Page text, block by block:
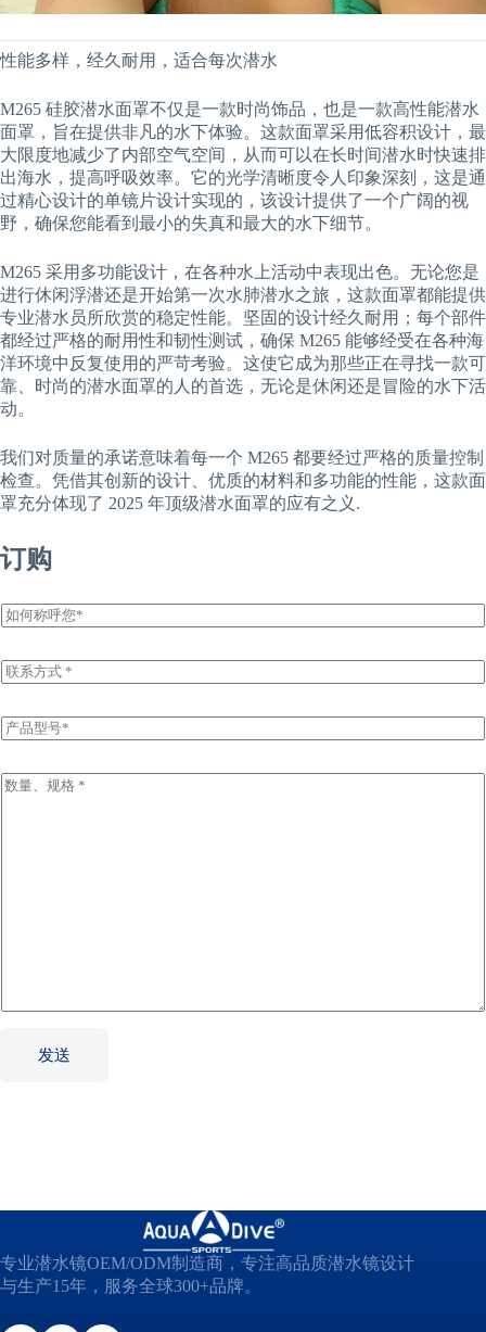
性能多样，经久耐用，适合每次潜水
M265 硅胶潜水面罩不仅是一款时尚饰品，也是一款高性能潜水
面罩，旨在提供非凡的水下体验。这款面罩采用低容积设计，最
大限度地减少了内部空气空间，从而可以在长时间潜水时快速排
出海水，提高呼吸效率。它的光学清晰度令人印象深刻，这是通
过精心设计的单镜片设计实现的，该设计提供了一个广阔的视
野，确保您能看到最小的失真和最大的水下细节。
M265 采用多功能设计，在各种水上活动中表现出色。无论您是
进行休闲浮潜还是开始第一次水肺潜水之旅，这款面罩都能提供
专业潜水员所欣赏的稳定性能。坚固的设计经久耐用；每个部件
都经过严格的耐用性和韧性测试，确保 M265 能够经受在各种海
洋环境中反复使用的严苛考验。这使它成为那些正在寻找一款可
靠、时尚的潜水面罩的人的首选，无论是休闲还是冒险的水下活
动。
我们对质量的承诺意味着每一个 M265 都要经过严格的质量控制
检查。凭借其创新的设计、优质的材料和多功能的性能，这款面
罩充分体现了 2025 年顶级潜水面罩的应有之义.
订购
姓
名
E
m
i
l
P
r
d
u
I
发送
专业潜水镜OEM/ODM制造商，专注高品质潜水镜设计
与生产15年，服务全球300+品牌。